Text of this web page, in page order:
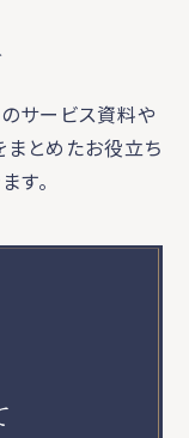
サービス資料や
まとめたお役立ち
す。